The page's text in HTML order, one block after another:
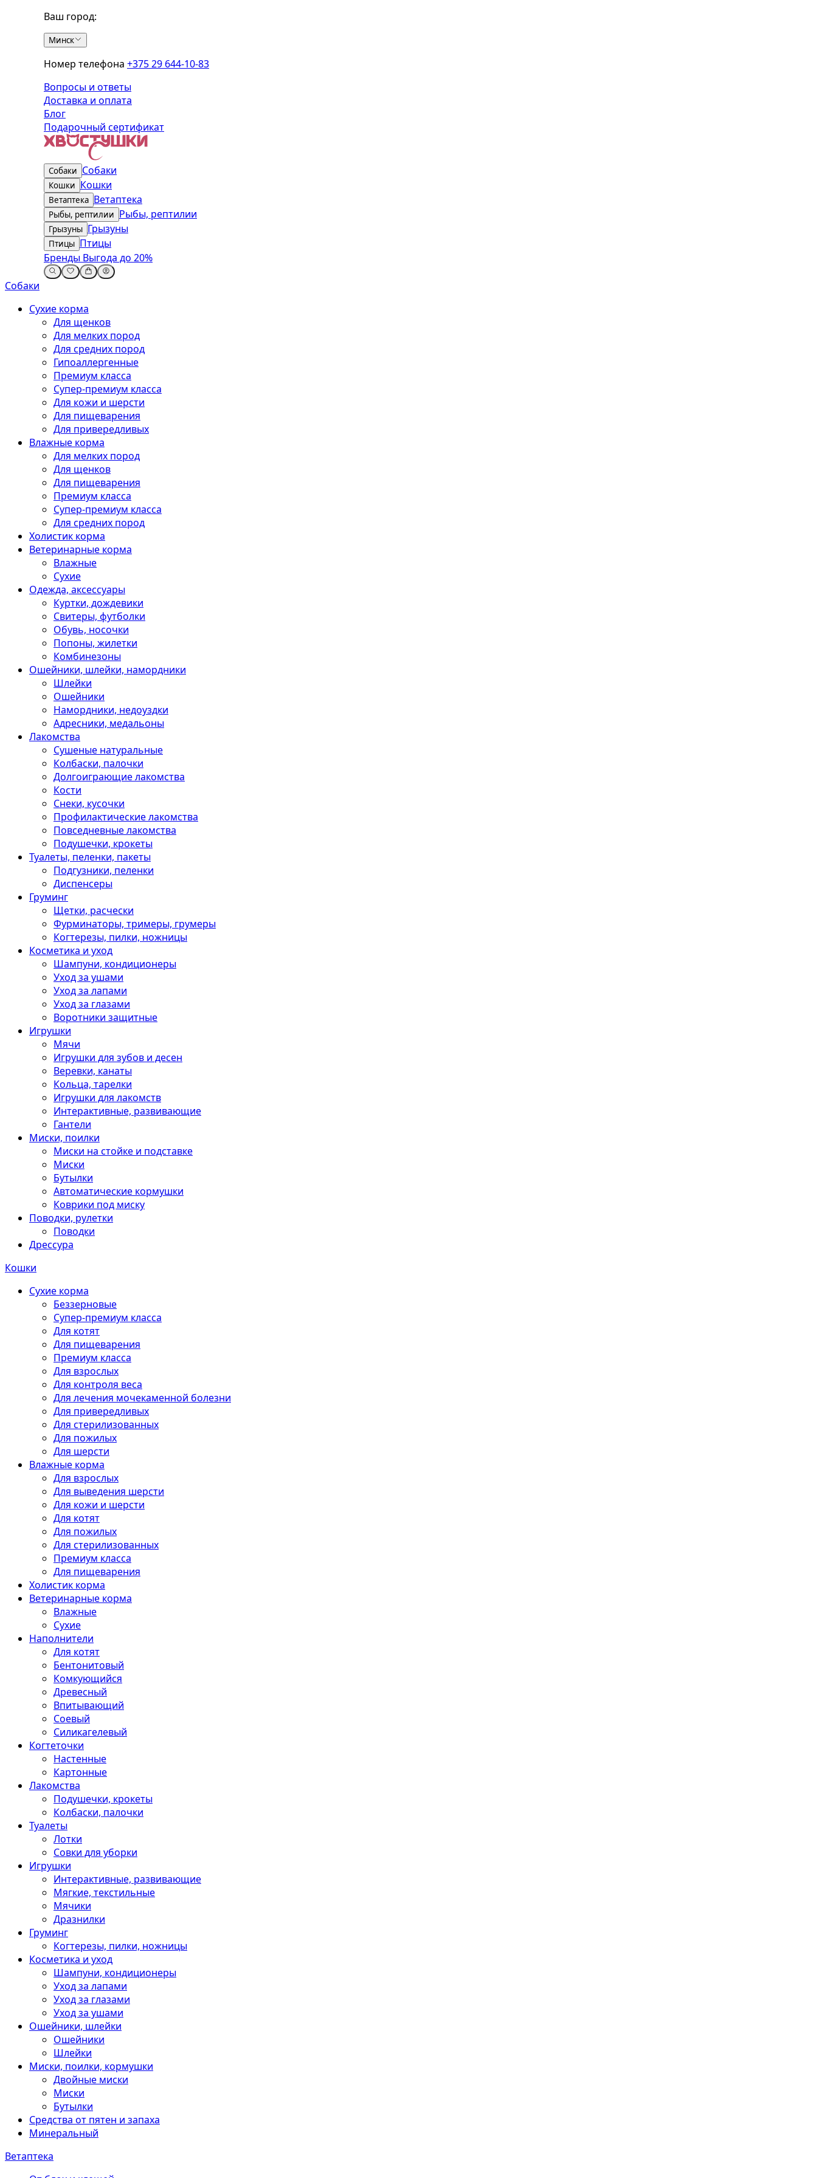
Ваш город:
Минск
Номер телефона +375 29 644-10-83
Вопросы и ответы
Доставка и оплата
Блог
Подарочный сертификат
Собаки Собаки
Кошки Кошки
Ветаптека Ветаптека
Рыбы, рептилии Рыбы, рептилии
Грызуны Грызуны
Птицы Птицы
Бренды Выгода до 20%
Собаки
Сухие корма
Для щенков
Для мелких пород
Для средних пород
Гипоаллергенные
Премиум класса
Супер-премиум класса
Для кожи и шерсти
Для пищеварения
Для привередливых
Влажные корма
Для мелких пород
Для щенков
Для пищеварения
Премиум класса
Супер-премиум класса
Для средних пород
Холистик корма
Ветеринарные корма
Влажные
Сухие
Одежда, аксессуары
Куртки, дождевики
Свитеры, футболки
Обувь, носочки
Попоны, жилетки
Комбинезоны
Ошейники, шлейки, намордники
Шлейки
Ошейники
Намордники, недоуздки
Адресники, медальоны
Лакомства
Сушеные натуральные
Колбаски, палочки
Долгоиграющие лакомства
Кости
Снеки, кусочки
Профилактические лакомства
Повседневные лакомства
Подушечки, крокеты
Туалеты, пеленки, пакеты
Подгузники, пеленки
Диспенсеры
Груминг
Щетки, расчески
Фурминаторы, тримеры, грумеры
Когтерезы, пилки, ножницы
Косметика и уход
Шампуни, кондиционеры
Уход за ушами
Уход за лапами
Уход за глазами
Воротники защитные
Игрушки
Мячи
Игрушки для зубов и десен
Веревки, канаты
Кольца, тарелки
Игрушки для лакомств
Интерактивные, развивающие
Гантели
Миски, поилки
Миски на стойке и подставке
Миски
Бутылки
Автоматические кормушки
Коврики под миску
Поводки, рулетки
Поводки
Дрессура
Кошки
Сухие корма
Беззерновые
Супер-премиум класса
Для котят
Для пищеварения
Премиум класса
Для взрослых
Для контроля веса
Для лечения мочекаменной болезни
Для привередливых
Для стерилизованных
Для пожилых
Для шерсти
Влажные корма
Для взрослых
Для выведения шерсти
Для кожи и шерсти
Для котят
Для пожилых
Для стерилизованных
Премиум класса
Для пищеварения
Холистик корма
Ветеринарные корма
Влажные
Сухие
Наполнители
Для котят
Бентонитовый
Комкующийся
Древесный
Впитывающий
Соевый
Силикагелевый
Когтеточки
Настенные
Картонные
Лакомства
Подушечки, крокеты
Колбаски, палочки
Туалеты
Лотки
Совки для уборки
Игрушки
Интерактивные, развивающие
Мягкие, текстильные
Мячики
Дразнилки
Груминг
Когтерезы, пилки, ножницы
Косметика и уход
Шампуни, кондиционеры
Уход за лапами
Уход за глазами
Уход за ушами
Ошейники, шлейки
Ошейники
Шлейки
Миски, поилки, кормушки
Двойные миски
Миски
Бутылки
Средства от пятен и запаха
Минеральный
Ветаптека